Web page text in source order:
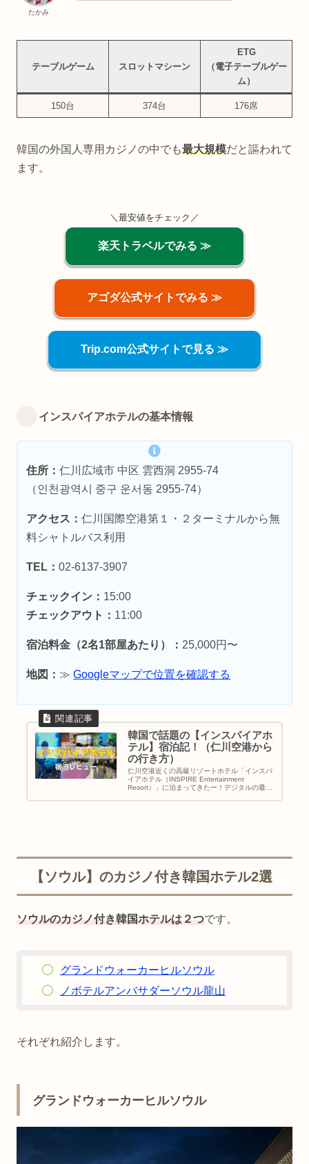
たかみ
テーブルゲーム スロットマシーン
ETG
（電子テーブルゲー
ム）
150台 374台 176席
韓国の外国人専用カジノの中でも最大規模だと謳われて
ます。
＼最安値をチェック／
楽天トラベルでみる ≫
アゴダ公式サイトでみる ≫
Trip.com公式サイトで見る ≫
インスパイアホテルの基本情報
住所：仁川広域市 中区 雲西洞 2955-74
（인천광역시 중구 운서동 2955-74）
アクセス：仁川国際空港第１・２ターミナルから無
料シャトルバス利用
TEL：02-6137-3907
チェックイン： 15:00
チェックアウト： 11:00
宿泊料金（2名1部屋あたり）： 25,000円〜
地図：≫Googleマップで位置を確認する
韓国で話題の【インスパイアホ
テル】宿泊記！（仁川空港から
の行き方）
仁川空港近くの高級リゾートホテル「インスパ
イアホテル（INSPIRE Entertainment
Resort）」に泊まってきたー！デジタルの最先
【ソウル】のカジノ付き韓国ホテル2選
ソウルのカジノ付き韓国ホテルは２つです。
グランドウォーカーヒルソウル
ノボテルアンバサダーソウル龍山
それぞれ紹介します。
グランドウォーカーヒルソウル